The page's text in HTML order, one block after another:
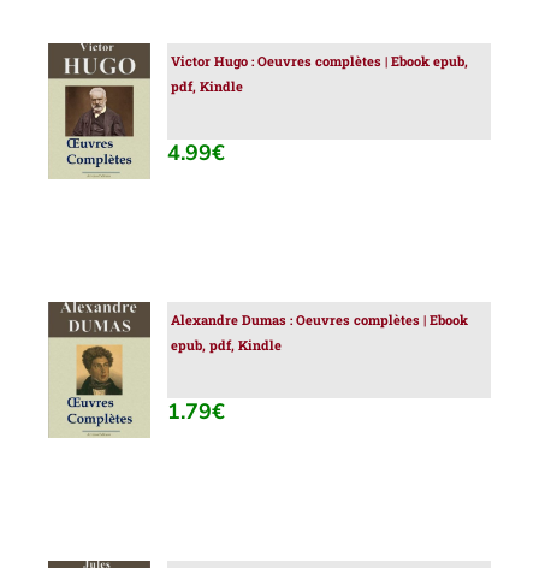
AJOUTER
AU
PANIER
/
DÉTAILS
Victor Hugo : Oeuvres complètes | Ebook epub,
pdf, Kindle
4.99€
AJOUTER
AU
PANIER
/
DÉTAILS
Alexandre Dumas : Oeuvres complètes | Ebook
epub, pdf, Kindle
1.79€